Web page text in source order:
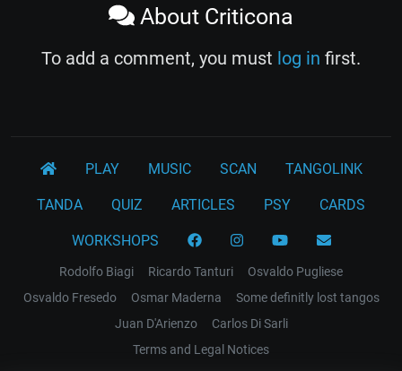
About Criticona
To add a comment, you must log in first.
PLAY MUSIC SCAN TANGOLINK
TANDA QUIZ ARTICLES PSY CARDS
WORKSHOPS
Rodolfo Biagi Ricardo Tanturi
Osvaldo Pugliese
Osvaldo Fresedo
Osmar Maderna
Some definitly lost tangos
Juan D'Arienzo
Carlos Di Sarli
Terms and Legal Notices